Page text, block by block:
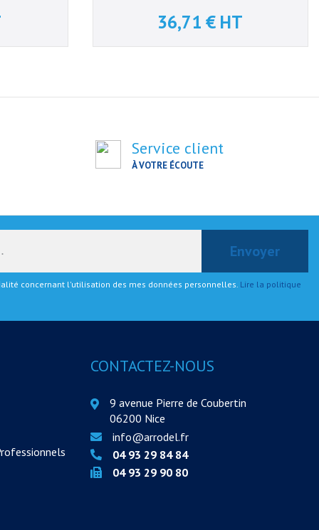
Prix
36,71 € HT
Service client
À VOTRE ÉCOUTE
concernant l'utilisation des mes données personnelles. Lire la politique
CONTACTEZ-NOUS
9 avenue Pierre de Coubertin
06200 Nice
info@arrodel.fr
04 93 29 84 84
04 93 29 90 80